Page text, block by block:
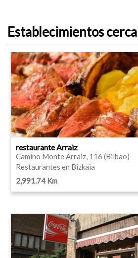
Establecimientos
restaurante Arraiz
Camino Monte Arraiz, 116 (Bilbao)
Restaurantes en Bizkaia
2,991.74 Km